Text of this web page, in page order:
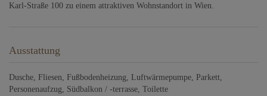
Karl-Straße 100 zu einem attraktiven Wohnstandort in Wien.
Ausstattung
Dusche Fliesen Fußbodenheizung Luftwärmepumpe Parkett
Personenaufzug
Südbalkon / -terrasse Toilette